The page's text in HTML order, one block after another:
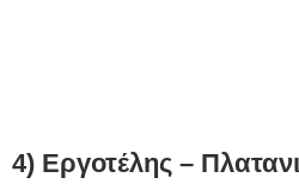
4) Εργοτέλης –